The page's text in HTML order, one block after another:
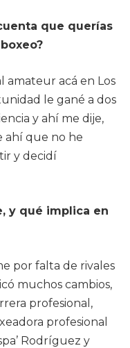
que querías
amateur acá en Los
le gané a dos
y ahí me dije,
ahí que no he
y decidí
y qué implica en
por falta de rivales
muchos cambios,
profesional,
profesional
Rodríguez y